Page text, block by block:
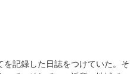
記録した日誌をつけていた。そ